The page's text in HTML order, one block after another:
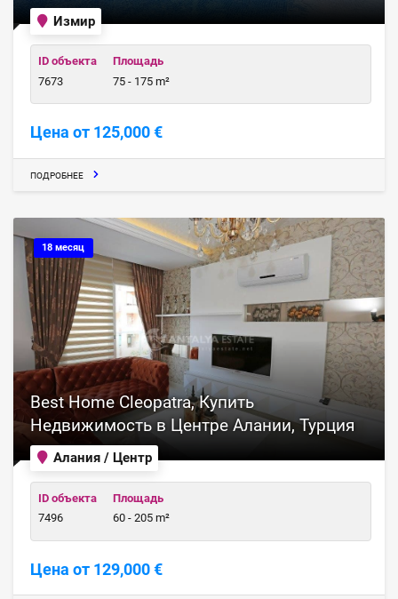
Измир
ID объекта
7673
Площадь
75 - 175 m²
Цена от 125,000 €
ПОДРОБНЕЕ
18 месяц
Алания / Центр
Best Home Cleopatra, Купить
Недвижимость в Центре Алании, Турция
ID объекта
7496
Площадь
60 - 205 m²
Цена от 129,000 €